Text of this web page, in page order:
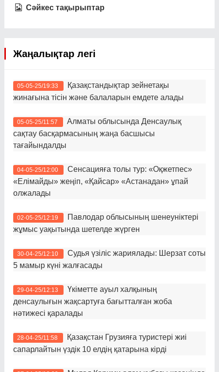
Сәйкес тақырыптар
Жаңалықтар легі
05-05-25/19:33
Қазақстандықтар зейнетақы
жинағына тісін және балаларын емдете алады
05-05-25/11:57
Алматы облысында Денсаулық
сақтау басқармасының жаңа басшысы
тағайындалды
04-05-25/12:00
Сенсацияға толы тур: «Оқжетпес»
«Елімайды» жеңіп, «Қайсар» «Астанадан» ұпай
олжалады
02-05-25/12:19
Павлодар облысының шенеуніктері
жұмыс уақытында шетелде жүрген
30-04-25/12:10
Судья үзіліс жариялады: Шерзат соты
5 мамыр күні жалғасады
29-04-25/12:13
Үкіметте ауыл халқының
денсаулығын жақсартуға бағытталған жоба
нәтижесі қаралады
28-04-25/11:58
Қазақстан Грузияға туристері жиі
сапарлайтын үздік 10 елдің қатарына кірді